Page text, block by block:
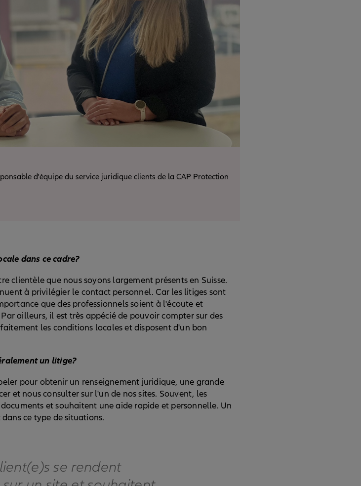
d'équipe du service juridique clients de la CAP Protection
dans ce cadre?
clientèle que nous soyons largement présents en Suisse.
à privilégier le contact personnel. Car les litiges sont
que des professionnels soient à l'écoute et
ailleurs, il est très appécié de pouvoir compter sur des
les conditions locales et disposent d'un bon
un litige?
pour obtenir un renseignement juridique, une grande
et nous consulter sur l'un de nos sites. Souvent, les
et souhaitent une aide rapide et personnelle. Un
ce type de situations.
se rendent